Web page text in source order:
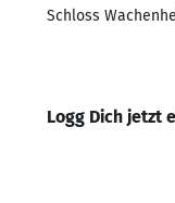
Schloss
Logg Dich jetzt